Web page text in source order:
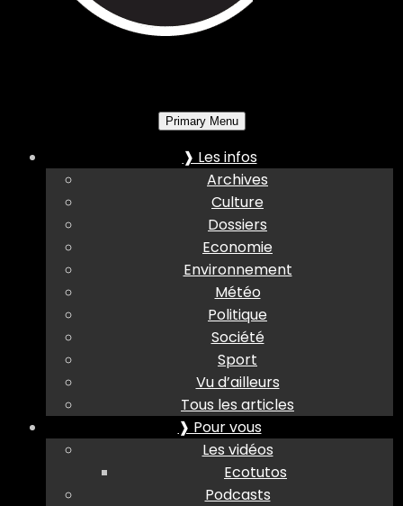
Primary Menu
❱ Les infos
Archives
Culture
Dossiers
Economie
Environnement
Météo
Politique
Société
Sport
Vu d’ailleurs
Tous les articles
❱ Pour vous
Les vidéos
Ecotutos
Podcasts